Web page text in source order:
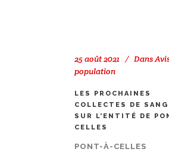
25 août 2021 Dans
population
LES PROCHAINES
COLLECTES DE
SUR L’ENTITÉ DE
CELLES
PONT-À-CELLES